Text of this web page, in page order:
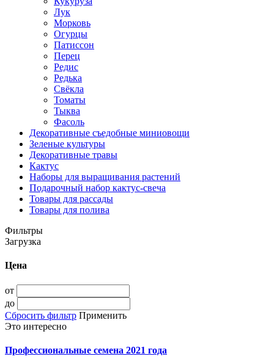
Лук
Морковь
Огурцы
Патиссон
Перец
Редис
Редька
Свёкла
Томаты
Тыква
Фасоль
Декоративные съедобные миниовощи
Зеленые культуры
Декоративные травы
Кактус
Наборы для выращивания растений
Подарочный набор кактус-свеча
Товары для рассады
Товары для полива
Фильтры
Загрузка
Цена
от
до
Сбросить фильтр Применить
Это интересно
Профессиональные семена 2021 года